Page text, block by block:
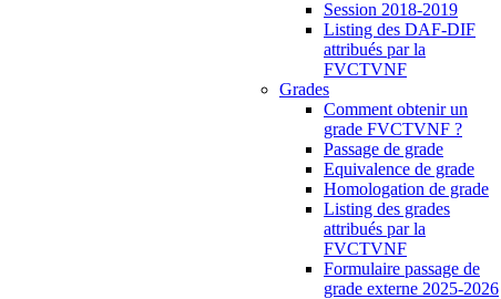
Session 2018-2019
Listing des DAF-DIF
attribués par la
FVCTVNF
Grades
Comment obtenir un
grade FVCTVNF ?
Passage de grade
Equivalence de grade
Homologation de grade
Listing des grades
attribués par la
FVCTVNF
Formulaire passage de
grade externe 2025-2026